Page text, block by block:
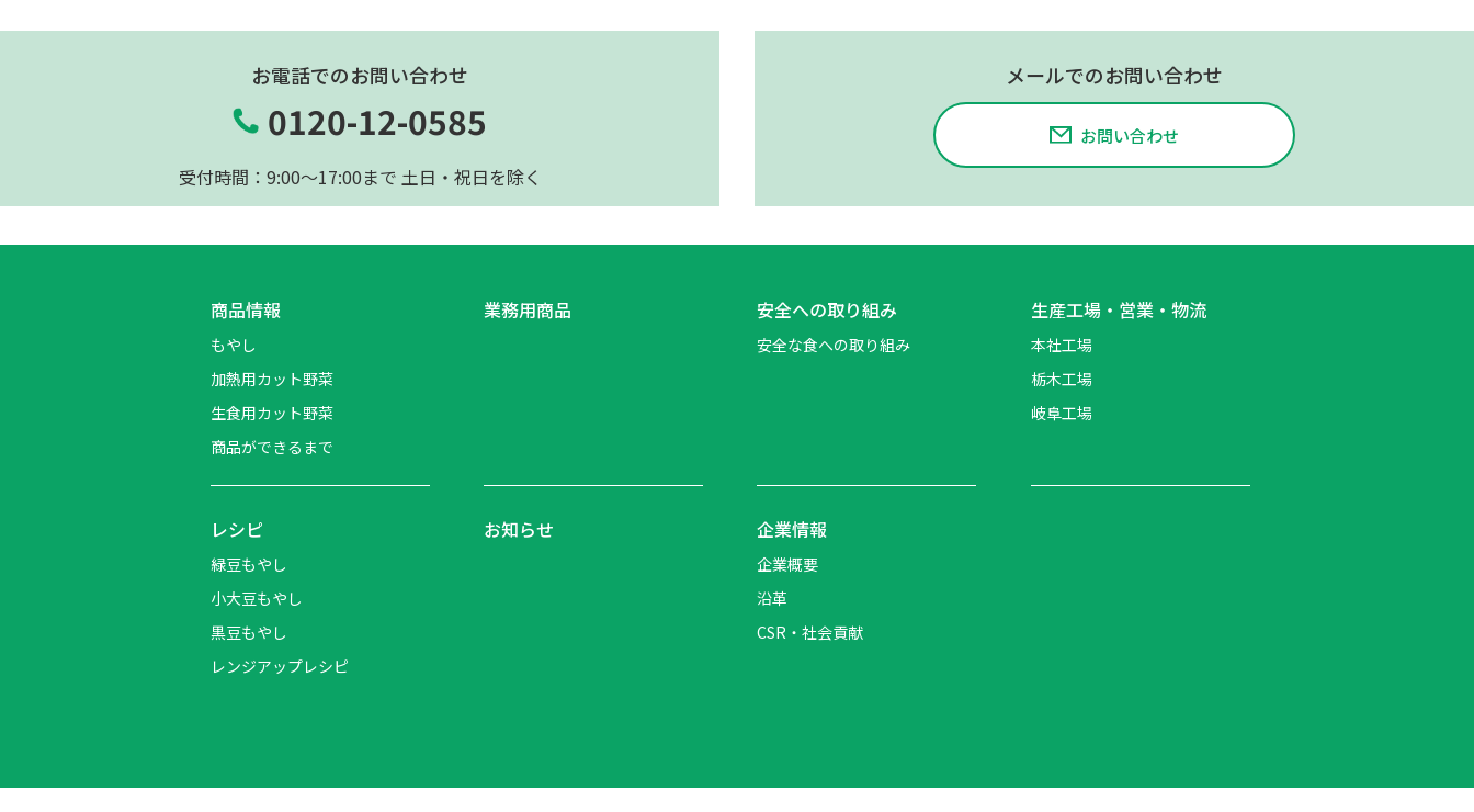
お電話でのお問い合わせ
0120-12-0585
受付時間：9:00〜17:00まで 土日・祝日を除く
メールでのお問い合わせ
お問い合わせ
商品情報
もやし
加熱用カット野菜
生食用カット野菜
商品ができるまで
業務用商品 安全への取り組み
安全な食への取り組み
生産工場・営業・物流
本社工場
栃木工場
岐阜工場
レシピ
緑豆もやし
小大豆もやし
黒豆もやし
レンジアップレシピ
お知らせ 企業情報
企業概要
沿革
CSR・社会貢献